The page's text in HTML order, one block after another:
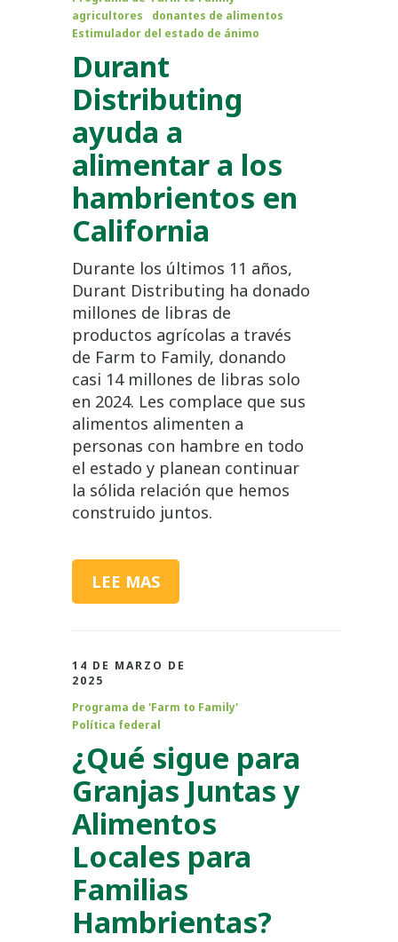
agricultores
donantes de alimentos
Estimulador del estado de ánimo
Durant
Distributing
ayuda a
alimentar a los
hambrientos en
California
Durante los últimos 11 años,
Durant Distributing ha donado
millones de libras de
productos agrícolas a través
de Farm to Family, donando
casi 14 millones de libras solo
en 2024. Les complace que sus
alimentos alimenten a
personas con hambre en todo
el estado y planean continuar
la sólida relación que hemos
construido juntos.
LEE MAS
14 DE MARZO DE
2025
Programa de 'Farm to Family'
Política federal
¿Qué sigue para
Granjas Juntas y
Alimentos
Locales para
Familias
Hambrientas?